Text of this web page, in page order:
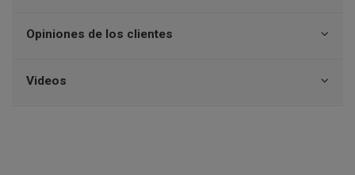
Opiniones de los clientes
Videos